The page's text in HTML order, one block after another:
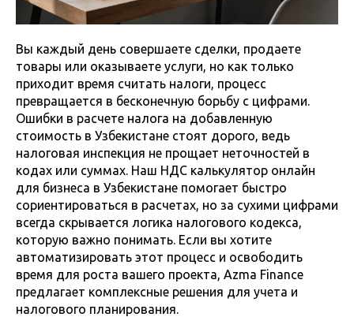
Вы каждый день совершаете сделки, продаете
товары или оказываете услуги, но как только
приходит время считать налоги, процесс
превращается в бесконечную борьбу с цифрами.
Ошибки в расчете налога на добавленную
стоимость в Узбекистане стоят дорого, ведь
налоговая инспекция не прощает неточностей в
кодах или суммах. Наш НДС калькулятор онлайн
для бизнеса в Узбекистане помогает быстро
сориентироваться в расчетах, но за сухими цифрами
всегда скрывается логика налогового кодекса,
которую важно понимать. Если вы хотите
автоматизировать этот процесс и освободить
время для роста вашего проекта, Azma Finance
предлагает комплексные решения для учета и
налогового планирования.